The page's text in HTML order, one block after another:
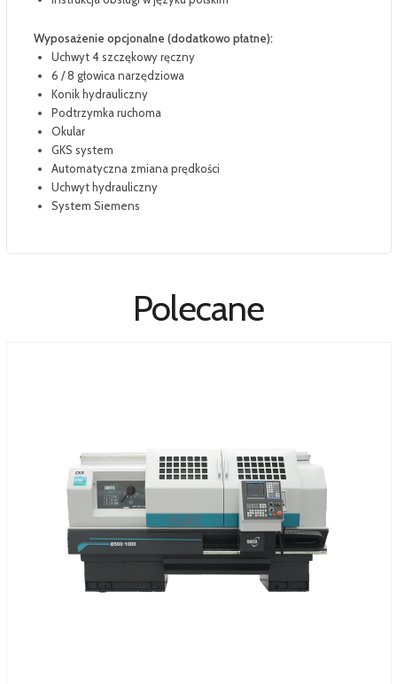
Wyposażenie opcjonalne (dodatkowo płatne):
Uchwyt 4 szczękowy ręczny
6 / 8 głowica narzędziowa
Konik hydrauliczny
Podtrzymka ruchoma
Okular
GKS system
Automatyczna zmiana prędkości
Uchwyt hydrauliczny
System Siemens
Polecane